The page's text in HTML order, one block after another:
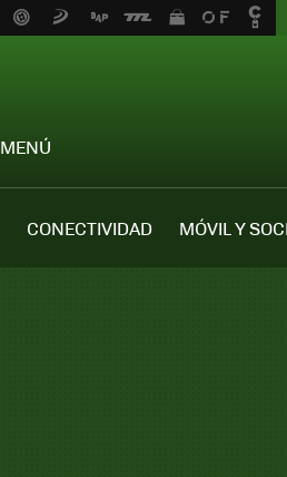
MENÚ
CONECTIVIDAD MÓVIL Y